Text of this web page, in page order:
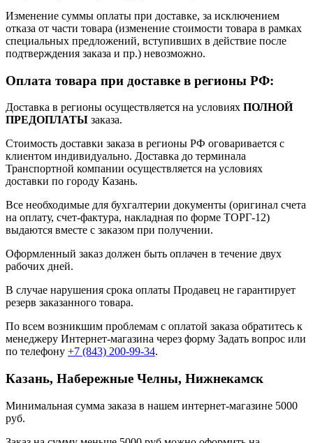
Изменение суммы оплаты при доставке, за исключением
отказа от части товара (изменение стоимости товара в рамках
специальных предложений, вступивших в действие после
подтверждения заказа и пр.) невозможно.
Оплата товара при доставке в регионы РФ:
Доставка в регионы осуществляется на условиях ПОЛНОЙ
ПРЕДОПЛАТЫ заказа.
Стоимость доставки заказа в регионы РФ оговаривается с
клиентом индивидуально. Доставка до терминала
Транспортной компании осуществляется на условиях
доставки по городу Казань.
Все необходимые для бухгалтерии документы (оригинал счета
на оплату, счет-фактура, накладная по форме ТОРГ-12)
выдаются вместе с заказом при получении.
Оформленный заказ должен быть оплачен в течение двух
рабочих дней.
В случае нарушения срока оплаты Продавец не гарантирует
резерв заказанного товара.
По всем возникшим проблемам с оплатой заказа обратитесь к
менеджеру Интернет-магазина через форму Задать вопрос или
по телефону +7 (843) 200-99-34.
Казань, Набережные Челны, Нижнекамск
Минимальная сумма заказа в нашем интернет-магазине 5000
руб.